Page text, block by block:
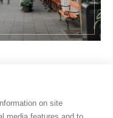
on site